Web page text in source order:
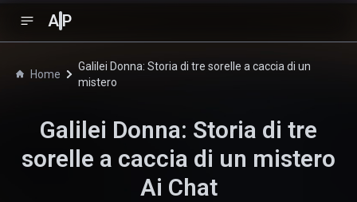
A P
Home
Galilei Donna: Storia di tre sorelle a caccia di un
mistero
Galilei Donna: Storia di tre
sorelle a caccia di un mistero
Ai Chat